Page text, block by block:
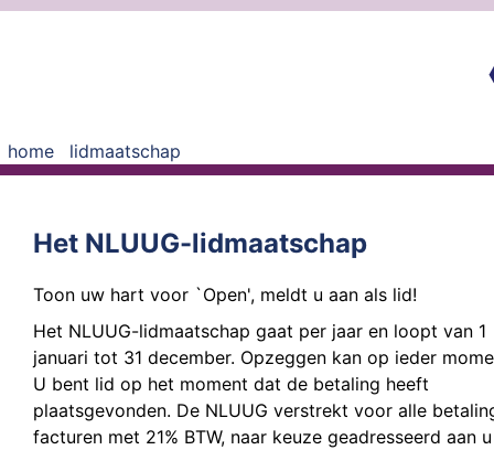
home lidmaatschap
Het NLUUG-lidmaatschap
Toon uw hart voor `Open', meldt u aan als lid!
Het NLUUG-lidmaatschap gaat per jaar en loopt van 1
januari tot 31 december. Opzeggen kan op ieder
U bent lid op het moment dat de betaling heeft
plaatsgevonden. De NLUUG verstrekt voor alle
facturen met 21% BTW, naar keuze geadresseerd aan u